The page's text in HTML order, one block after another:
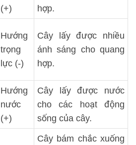
(+)
hợp.
Hướng
trọng
lực (-)
Cây lấy được nhiều
ánh sáng cho quang
hợp.
Hướng
nước
(+)
Cây lấy được nước
cho các hoạt động
sống của cây.
Cây bám chắc xuống